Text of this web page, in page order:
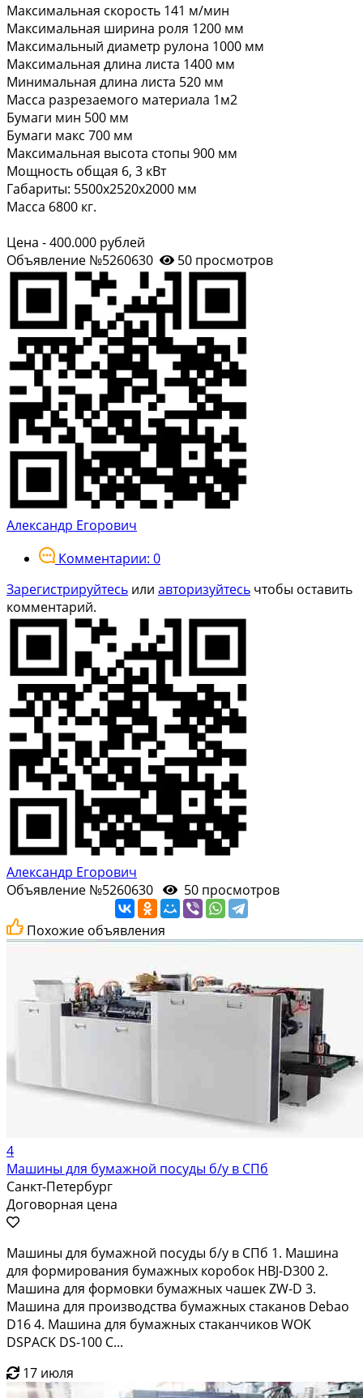
Максимальная скорость 141 м/мин
Максимальная ширина роля 1200 мм
Максимальный диаметр рулона 1000 мм
Максимальная длина листа 1400 мм
Минимальная длина листа 520 мм
Масса разрезаемого материала 1м2
Бумаги мин 500 мм
Бумаги макс 700 мм
Максимальная высота стопы 900 мм
Мощность общая 6, 3 кВт
Габариты: 5500х2520х2000 мм
Масса 6800 кг.
Цена - 400.000 рублей
Объявление №5260630
50 просмотров
Александр Егорович
Комментарии: 0
Зарегистрируйтесь или авторизуйтесь чтобы оставить
комментарий.
Александр Егорович
Объявление №5260630
50 просмотров
Похожие объявления
4
Машины для бумажной посуды б/у в СПб
Санкт-Петербург
Договорная цена
Машины для бумажной посуды б/у в СПб 1. Машина
для формирования бумажных коробок HBJ-D300 2.
Машина для формовки бумажных чашек ZW-D 3.
Машина для производства бумажных стаканов Debao
D16 4. Машина для бумажных стаканчиков WOK
DSPACK DS-100 C...
17 июля